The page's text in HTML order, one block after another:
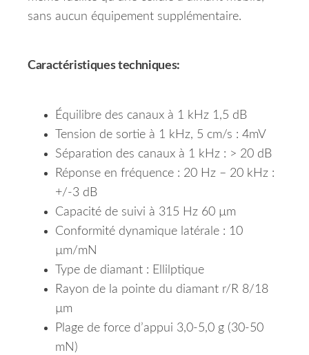
sans aucun équipement supplémentaire.
Caractéristiques techniques:
Équilibre des canaux à 1 kHz 1,5 dB
Tension de sortie à 1 kHz, 5 cm/s : 4mV
Séparation des canaux à 1 kHz : > 20 dB
Réponse en fréquence : 20 Hz – 20 kHz :
+/-3 dB
Capacité de suivi à 315 Hz 60 µm
Conformité dynamique latérale : 10
µm/mN
Type de diamant : Ellilptique
Rayon de la pointe du diamant r/R 8/18
µm
Plage de force d’appui 3,0-5,0 g (30-50
mN)